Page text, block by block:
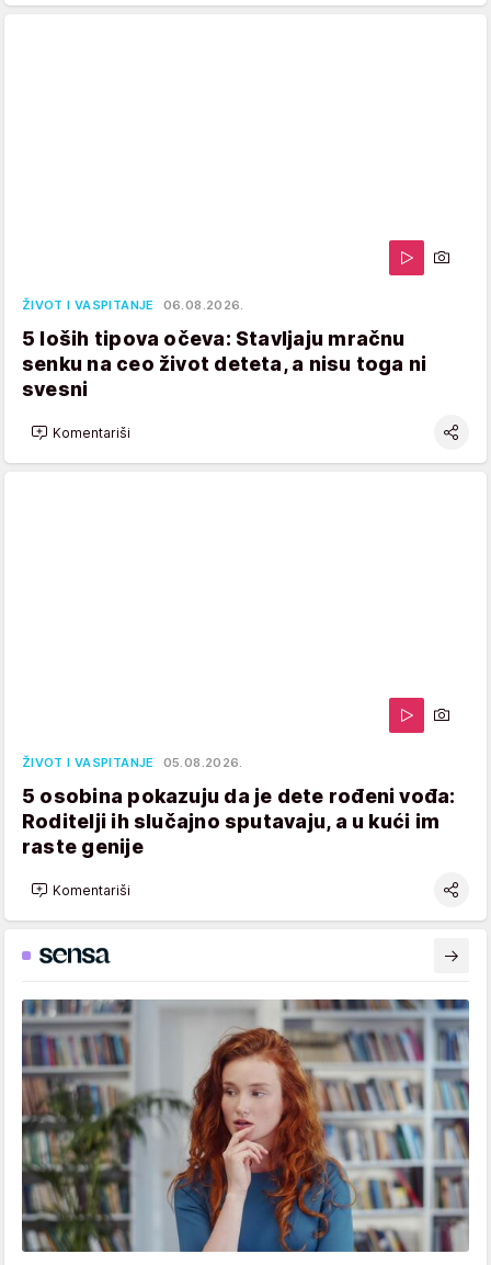
ŽIVOT I VASPITANJE 06.08.2026.
5 loših tipova očeva: Stavljaju mračnu
senku na ceo život deteta, a nisu toga ni
svesni
Komentariši
ŽIVOT I VASPITANJE 05.08.2026.
5 osobina pokazuju da je dete rođeni vođa:
Roditelji ih slučajno sputavaju, a u kući im
raste genije
Komentariši